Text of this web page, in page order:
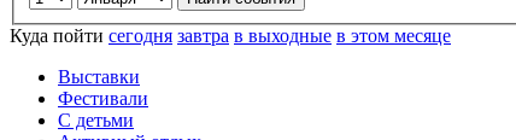
Куда пойти сегодня завтра в выходные в этом месяце
Выставки
Фестивали
С детьми